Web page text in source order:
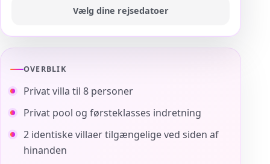
OVERBLIK
Privat villa til 8 personer
Privat pool og førsteklasses indretning
2 identiske villaer tilgængelige ved siden af
hinanden
Vælg dine rejsedatoer